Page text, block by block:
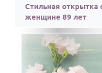
Стильная
женщине 89 лет